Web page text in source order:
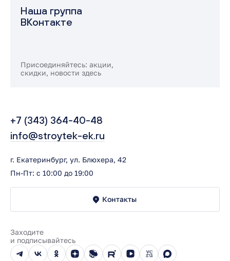
Наша группа
ВКонтакте
Присоединяйтесь: акции,
скидки, новости здесь
+7 (343) 364-40-48
info@stroytek-ek.ru
г. Екатеринбург, ул. Блюхера, 42
Пн-Пт: с 10:00 до 19:00
Контакты
Заходите
и подписывайтесь